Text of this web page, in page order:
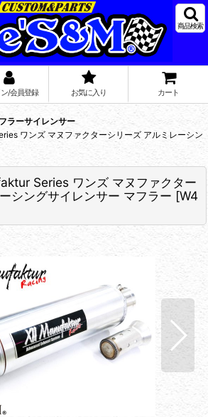
商品検索
/会員登録 お気に入り カート
ラーサイレンサー
ワンズ マヌファクターシリーズ アルミレーシン
Series ワンズ マヌファクター
シングサイレンサー マフラー [W4